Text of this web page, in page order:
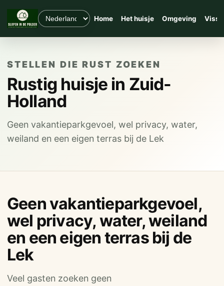
Home Het huisje Omgeving
STELLEN DIE RUST ZOEKEN
Rustig huisje in Zuid-
Holland
Geen vakantieparkgevoel, wel privacy, water,
weiland en een eigen terras bij de Lek
Geen vakantieparkgevoel,
wel privacy, water, weiland
en een eigen terras bij de
Lek
Veel gasten zoeken geen